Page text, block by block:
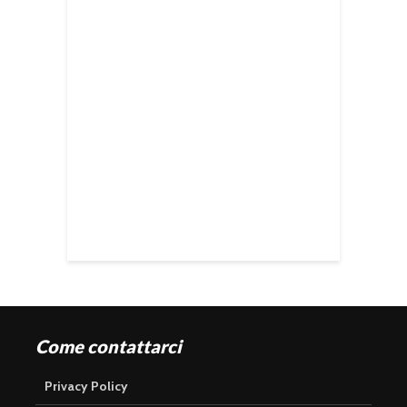
Come contattarci
Privacy Policy